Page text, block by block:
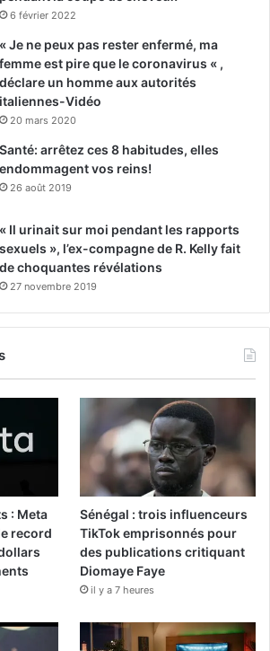
6 février 2022
« Je ne peux pas rester enfermé, ma
femme est pire que le coronavirus « ,
déclare un homme aux autorités
italiennes-Vidéo
20 mars 2020
Santé: arrêtez ces 8 habitudes, elles
endommagent vos reins!
26 août 2019
« Il urinait sur moi pendant les rapports
sexuels », l’ex-compagne de R. Kelly fait
de choquantes révélations
27 novembre 2019
: Meta
record
Sénégal : trois influenceurs
TikTok emprisonnés pour
des publications critiquant
Diomaye Faye
il y a 7 heures